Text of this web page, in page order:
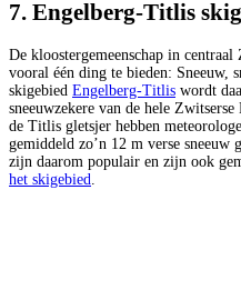
7. Engelberg-Titlis
De kloostergemeenschap in
vooral één ding te bieden: Sneeuw,
skigebied Engelberg-Titlis wordt
sneeuwzekere van de hele
de Titlis gletsjer hebben
gemiddeld zo’n 12 m verse sneeuw
zijn daarom populair en zijn ook
het skigebied